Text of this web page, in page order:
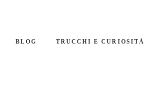
BLOG TRUCCHI E CURIOSITÀ